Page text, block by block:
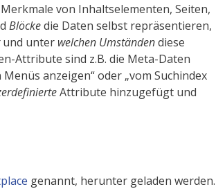
von Inhaltselementen, Seiten,
Blöckedie Daten selbst repräsentieren,
und unter welchen Umständendiese
Attribute sind z.B. die Meta-Daten
anzeigen“ oder „vom Suchindex
Attribute hinzugefügt und
genannt, herunter geladen werden.